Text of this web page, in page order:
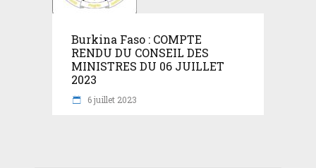
Burkina Faso : COMPTE
RENDU DU CONSEIL DES
MINISTRES DU 06 JUILLET
2023
6 juillet 2023